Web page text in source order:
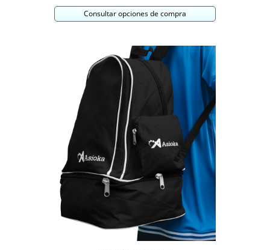
Consultar opciones de compra